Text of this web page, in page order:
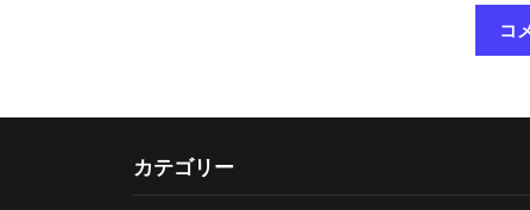
カテゴリー